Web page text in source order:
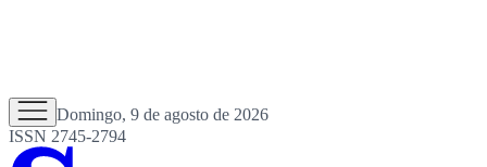
Domingo, 9 de agosto de 2026
ISSN 2745-2794